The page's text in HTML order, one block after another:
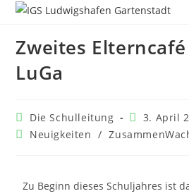
Zweites
LuGa
Die Schulleitung
3. April
Neuigkeiten /
Zu Beginn dieses Schuljahres ist